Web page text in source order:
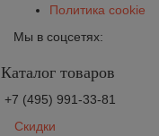
Политика cookie
Мы в соцсетях:
Каталог товаров
+7 (495) 991-33-81
Скидки